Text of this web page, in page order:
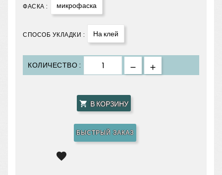
ФАСКА : микрофаска
СПОСОБ УКЛАДКИ : На клей
КОЛИЧЕСТВО :
 В КОРЗИНУ
БЫСТРЫЙ ЗАКАЗ
